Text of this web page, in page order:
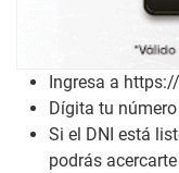
Ingresa a
Dígita tu
Si el DNI está
podrás